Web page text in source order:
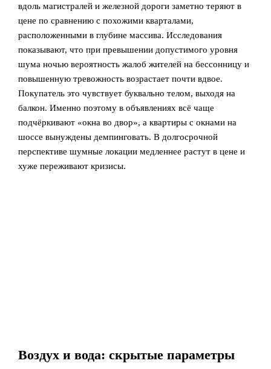
вдоль магистралей и железной дороги заметно теряют в
цене по сравнению с похожими кварталами,
расположенными в глубине массива. Исследования
показывают, что при превышении допустимого уровня
шума ночью вероятность жалоб жителей на бессонницу и
повышенную тревожность возрастает почти вдвое.
Покупатель это чувствует буквально телом, выходя на
балкон. Именно поэтому в объявлениях всё чаще
подчёркивают «окна во двор», а квартиры с окнами на
шоссе вынуждены демпинговать. В долгосрочной
перспективе шумные локации медленнее растут в цене и
хуже переживают кризисы.
Воздух и вода: скрытые параметры